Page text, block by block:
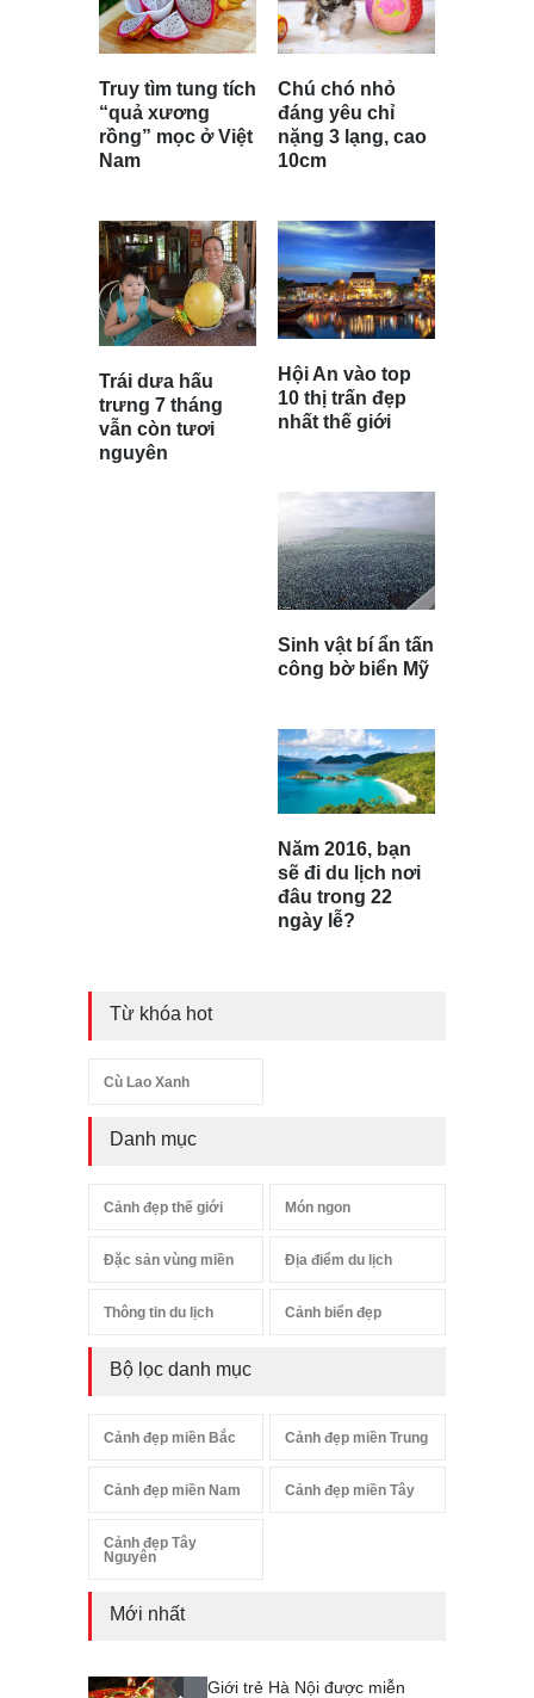
Truy tìm tung tích
“quả xương
rồng” mọc ở Việt
Nam
Trái dưa hấu
trưng 7 tháng
vẫn còn tươi
nguyên
Chú chó nhỏ
đáng yêu chỉ
nặng 3 lạng, cao
10cm
Hội An vào top
10 thị trấn đẹp
nhất thế giới
Sinh vật bí ẩn tấn
công bờ biển Mỹ
Năm 2016, bạn
sẽ đi du lịch nơi
đâu trong 22
ngày lễ?
Từ khóa hot
Cù Lao Xanh
Danh mục
Cảnh đẹp thế giới Món ngon
Đặc sản vùng miền Địa điểm du lịch
Thông tin du lịch Cảnh biển đẹp
Bộ lọc danh mục
Cảnh đẹp miền Bắc Cảnh đẹp miền Trung
Cảnh đẹp miền Nam Cảnh đẹp miền Tây
Cảnh đẹp Tây
Nguyên
Mới nhất
Giới trẻ Hà Nội được miễn